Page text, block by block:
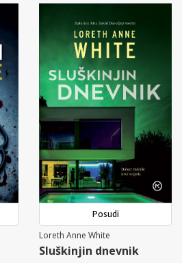
Posudi
Loreth Anne White
Sluškinjin dnevnik